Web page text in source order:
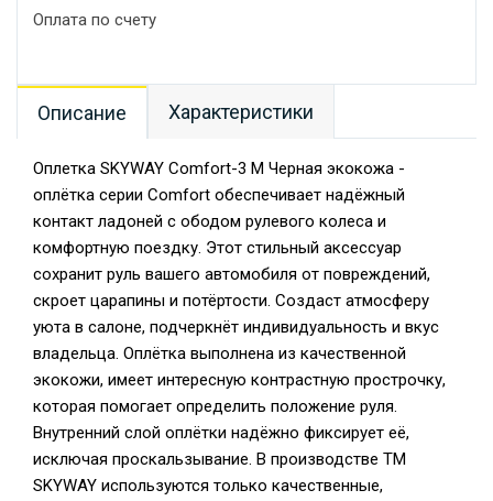
Оплата по счету
Описание Характеристики
Оплетка SKYWAY Comfort-3 M Черная экокожа -
оплётка серии Comfort обеспечивает надёжный
контакт ладоней с ободом рулевого колеса и
комфортную поездку. Этот стильный аксессуар
сохранит руль вашего автомобиля от повреждений,
скроет царапины и потёртости. Создаст атмосферу
уюта в салоне, подчеркнёт индивидуальность и вкус
владельца. Оплётка выполнена из качественной
экокожи, имеет интересную контрастную прострочку,
которая помогает определить положение руля.
Внутренний слой оплётки надёжно фиксирует её,
исключая проскальзывание. В производстве TM
SKYWAY используются только качественные,